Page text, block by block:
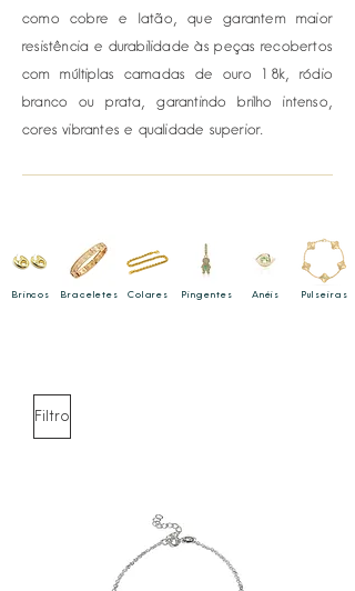
como cobre e latão, que garantem maior
resistência e durabilidade às peças recobertos
com múltiplas camadas de ouro 18k, ródio
branco ou prata, garantindo brilho intenso,
cores vibrantes e qualidade superior.
Pulseiras
Anéis
Pingentes
Colares
Braceletes
Brincos
Filtro